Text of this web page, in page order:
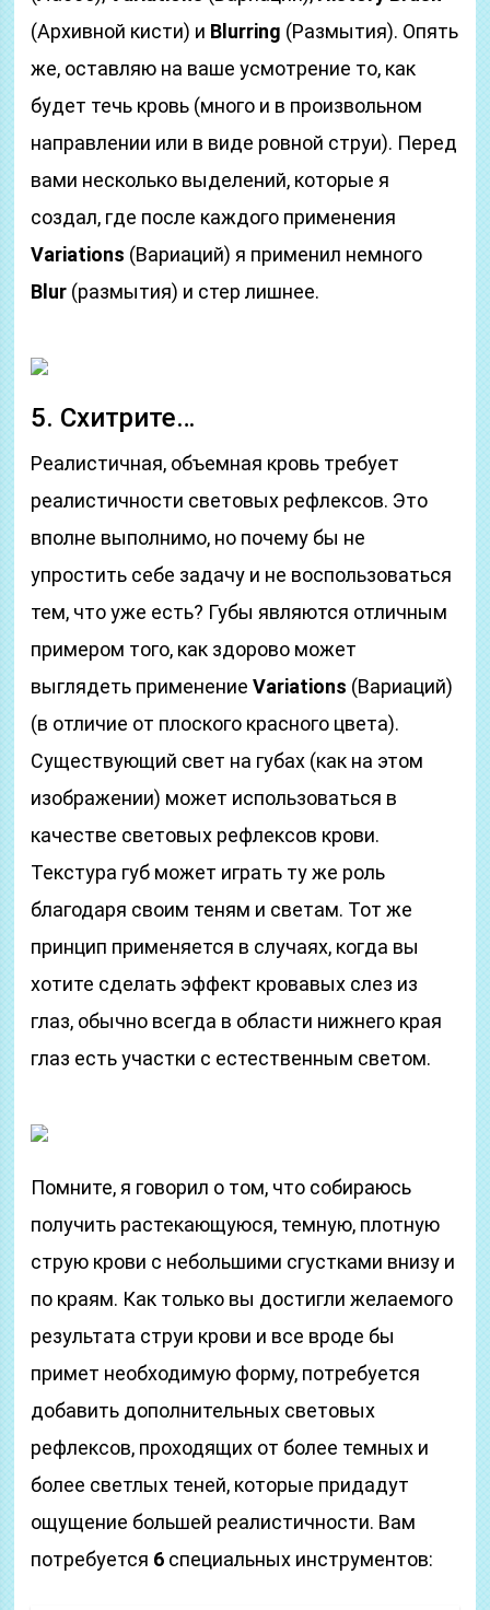
(Архивной кисти) и Blurring (Размытия). Опять
же, оставляю на ваше усмотрение то, как
будет течь кровь (много и в произвольном
направлении или в виде ровной струи). Перед
вами несколько выделений, которые я
создал, где после каждого применения
Variations (Вариаций) я применил немного
Blur (размытия) и стер лишнее.
5. Схитрите…
Реалистичная, объемная кровь требует
реалистичности световых рефлексов. Это
вполне выполнимо, но почему бы не
упростить себе задачу и не воспользоваться
тем, что уже есть? Губы являются отличным
примером того, как здорово может
выглядеть применениеVariations (Вариаций)
(в отличие от плоского красного цвета).
Существующий свет на губах (как на этом
изображении) может использоваться в
качестве световых рефлексов крови.
Текстура губ может играть ту же роль
благодаря своим теням и светам. Тот же
принцип применяется в случаях, когда вы
хотите сделать эффект кровавых слез из
глаз, обычно всегда в области нижнего края
глаз есть участки с естественным светом.
Помните, я говорил о том, что собираюсь
получить растекающуюся, темную, плотную
струю крови с небольшими сгустками внизу и
по краям. Как только вы достигли желаемого
результата струи крови и все вроде бы
примет необходимую форму, потребуется
добавить дополнительных световых
рефлексов, проходящих от более темных и
более светлых теней, которые придадут
ощущение большей реалистичности. Вам
потребуется 6 специальных инструментов: